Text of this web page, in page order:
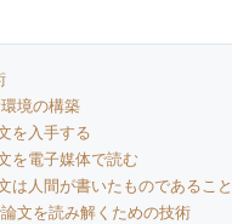
境の構築
を入手する
を電子媒体で読む
は人間が書いたものであるこ
文を読み解くための技術